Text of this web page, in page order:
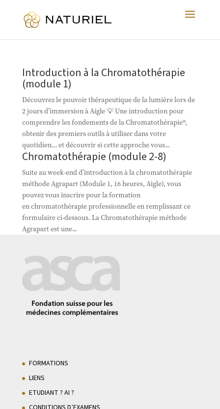
Introduction à la Chromatothérapie
(module 1)
Découvrez le pouvoir thérapeutique de la lumière lors de
2 jours d’immersion à Aigle 💡 Une introduction pour
comprendre les fondements de la Chromatothérapie®,
obtenir des premiers outils à utiliser dans votre
quotidien… et découvrir si cette approche vous...
Chromatothérapie (module 2-8)
Suite au week-end d’introduction à la chromatothérapie
méthode Agrapart (Module 1, 16 heures, Aigle), vous
pouvez vous inscrire pour la formation
en chromatothérapie professionnelle en remplissant ce
formulaire ci-dessous. La Chromatothérapie méthode
Agrapart est une...
FORMATIONS
LIENS
ETUDIANT ? AI ?